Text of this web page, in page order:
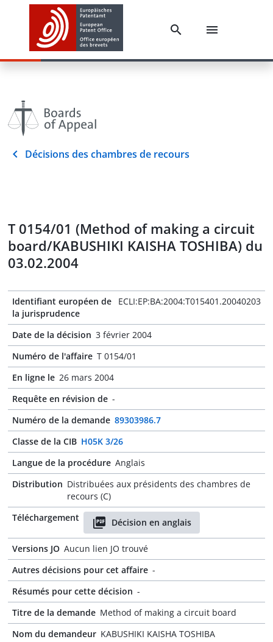
Décisions des chambres de recours
T 0154/01 (Method of making a circuit
board/KABUSHIKI KAISHA TOSHIBA) du
03.02.2004
Identifiant européen de
la jurisprudence
ECLI:EP:BA:2004:T015401.20040203
Date de la décision 3 février 2004
Numéro de l'affaire T 0154/01
En ligne le 26 mars 2004
Requête en révision de -
Numéro de la demande 89303986.7
Classe de la CIB H05K 3/26
Langue de la procédure Anglais
Distribution Distribuées aux présidents des chambres de
recours (C)
Téléchargement
Décision en anglais
Versions JO Aucun lien JO trouvé
Autres décisions pour cet affaire -
Résumés pour cette décision -
Titre de la demande Method of making a circuit board
Nom du demandeur KABUSHIKI KAISHA TOSHIBA